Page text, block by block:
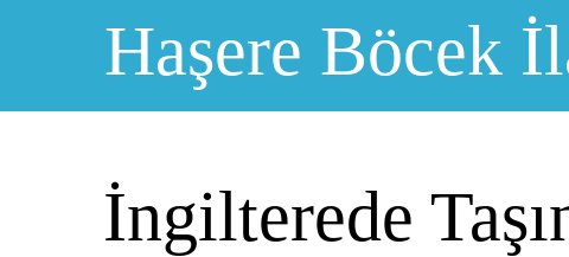
Haşere Böcek
İngilterede